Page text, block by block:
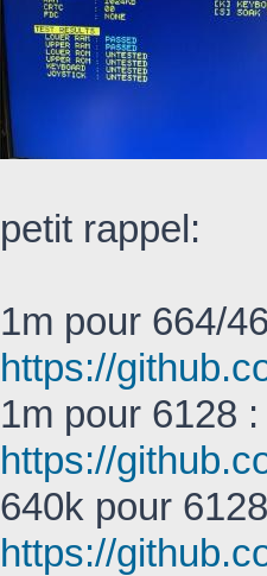
petit rappel:
1m pour 664/
https://
1m pour 6128
https://
640k pour
https://